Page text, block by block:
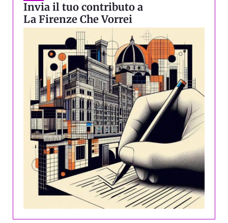
Invia il tuo contributo a
La Firenze Che Vorrei